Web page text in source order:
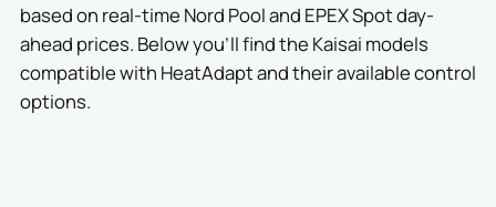
based on real-time Nord Pool and EPEX Spot day-
ahead prices. Below you'll find the Kaisai models
compatible with HeatAdapt and their available control
options.